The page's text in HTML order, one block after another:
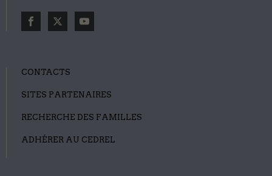
CONTACTS
SITES PARTENAIRES
RECHERCHE DES FAMILLES
ADHÉRER AU CEDREL